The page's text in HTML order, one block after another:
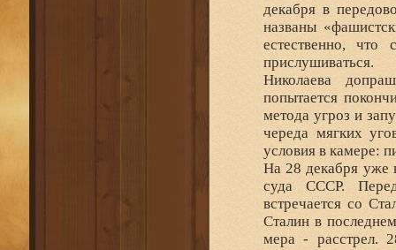
декабря в
названы
естественно, что
прислушиваться.
Николаева
попытается
метода угроз и
череда мягких
условия в камере:
На 28 декабря уже
суда СССР.
встречается со
Сталин в
мера - расстрел.